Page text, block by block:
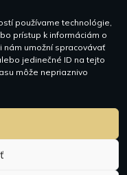
používame technológie,
prístup k informáciám o
nám umožní spracovávať
jedinečné ID na tejto
môže nepriaznivo